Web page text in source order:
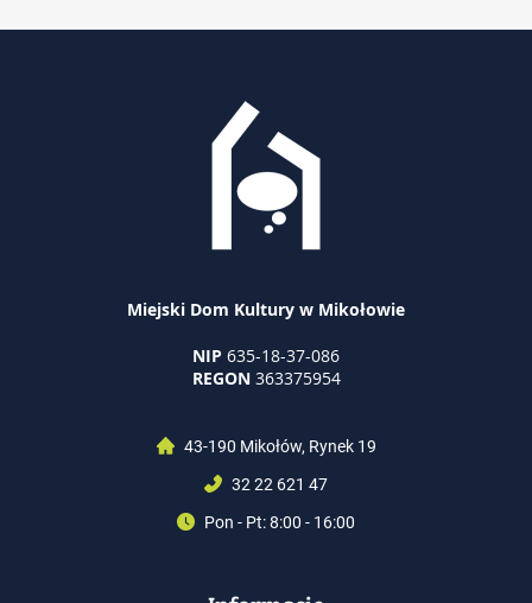
Miejski Dom Kultury w Mikołowie
NIP 635-18-37-086
REGON363375954
43-190 Mikołów, Rynek 19
32 22 621 47
Pon - Pt: 8:00 - 16:00